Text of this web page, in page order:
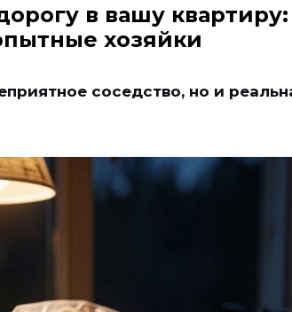
в вашу
хозяйки
соседство, но и